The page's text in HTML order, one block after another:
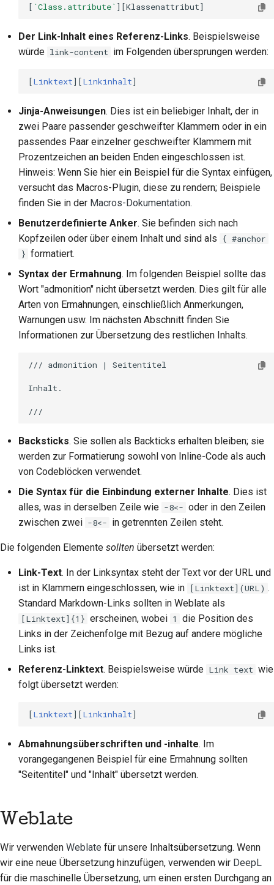
[ `Class.attribute`
Der Link-Inhalt eines Referenz-Links. Beispielsweise
würde link-content im Folgenden übersprungen werden:
[Linktext][Linkinhalt
Jinja-Anweisungen. Dies ist ein beliebiger Inhalt, der in
zwei Paare passender geschweifter Klammern oder in ein
passendes Paar einzelner geschweifter Klammern mit
Prozentzeichen an beiden Enden eingeschlossen ist.
Hinweis: Wenn Sie hier ein Beispiel für die Syntax einfügen,
versucht das Macros-Plugin, diese zu rendern; Beispiele
finden Sie in der Macros-Dokumentation.
Benutzerdefinierte Anker. Sie befinden sich nach
Kopfzeilen oder über einem Inhalt und sind als
{ #anchor
} formatiert.
Syntax der Ermahnung. Im folgenden Beispiel sollte das
Wort "admonition" nicht übersetzt werden. Dies gilt für alle
Arten von Ermahnungen, einschließlich Anmerkungen,
Warnungen usw. Im nächsten Abschnitt finden Sie
Informationen zur Übersetzung des restlichen Inhalts.
/// admonition | Seitentitel
Inhalt.
Backsticks. Sie sollen als Backticks erhalten bleiben; sie
werden zur Formatierung sowohl von Inline-Code als auch
von Codeblöcken verwendet.
Die Syntax für die Einbindung externer Inhalte. Dies ist
alles, was in derselben Zeile wie -8<- oder in den Zeilen
zwischen zwei -8<- in getrennten Zeilen steht.
Die folgenden Elemente sollten übersetzt werden:
Link-Text. In der Linksyntax steht der Text vor der URL und
ist in Klammern eingeschlossen, wie in [Linktext](URL) .
Standard Markdown-Links sollten in Weblate als
[Linktext]{1} erscheinen, wobei 1
die Position des
Links in der Zeichenfolge mit Bezug auf andere mögliche
Links ist.
Referenz-Linktext. Beispielsweise würde Link text wie
folgt übersetzt werden:
[Linktext][Linkinhalt
Abmahnungsüberschriften und -inhalte. Im
vorangegangenen Beispiel für eine Ermahnung sollten
"Seitentitel" und "Inhalt" übersetzt werden.
Weblate
Wir verwenden Weblate für unsere Inhaltsübersetzung. Wenn
wir eine neue Übersetzung hinzufügen, verwenden wir DeepL
für die maschinelle Übersetzung, um einen ersten Durchgang an